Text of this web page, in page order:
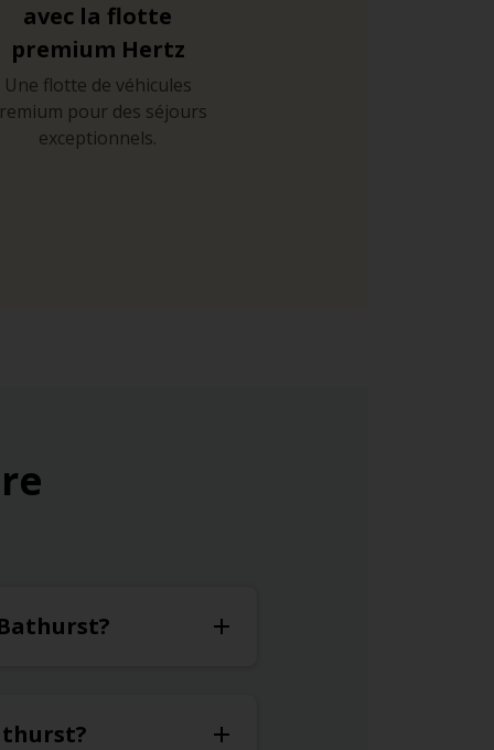
avec la flotte
premium Hertz
Une flotte de véhicules
pour des séjours
exceptionnels.